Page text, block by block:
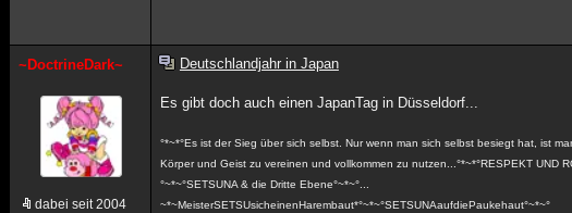
~DoctrineDark~
dabei seit 2004
Deutschlandjahr in Japan
Es gibt doch auch einen JapanTag in Düsseldorf...
°*~*°Es ist der Sieg über sich selbst. Nur wenn man sich selbst besiegt hat, ist
Körper und Geist zu vereinen und vollkommen zu nutzen...°*~*°RESPEKT UND
°~*~°SETSUNA & die Dritte Ebene°~*~°...
~*~MeisterSETSUsicheinenHarembaut*°~*~°SETSUNAaufdiePaukehaut°~*~°